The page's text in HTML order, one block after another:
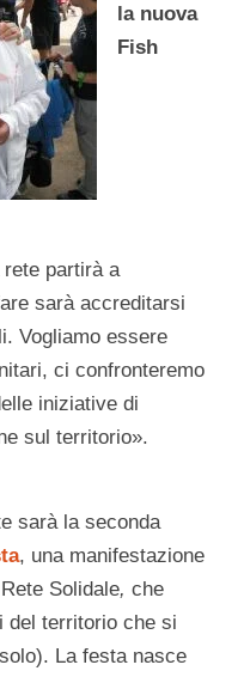
la nuova
Fish
partirà a
sarà accreditarsi
Vogliamo essere
ci confronteremo
iniziative di
sul territorio».
sarà la seconda
, una manifestazione
Rete Solidale, che
del territorio che si
La festa nasce